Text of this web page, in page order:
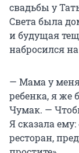
свадьбы у
Света была
и будущая
набросился
— Мама у меня
ребенка, я же
Чумак. —
Я сказала
ресторан,